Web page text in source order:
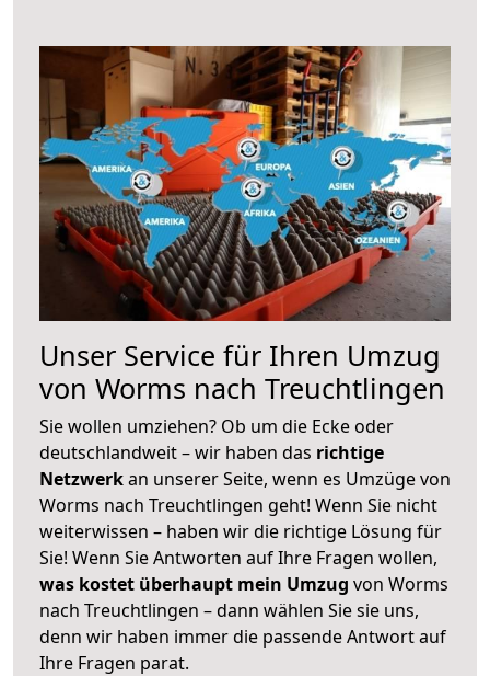
Unser Service für Ihren Umzug
von Worms nach Treuchtlingen
Sie wollen umziehen? Ob um die Ecke oder
deutschlandweit – wir haben das richtige
Netzwerkan unserer Seite, wenn es Umzüge von
Worms nach Treuchtlingen geht! Wenn Sie nicht
weiterwissen – haben wir die richtige Lösung für
Sie! Wenn Sie Antworten auf Ihre Fragen wollen,
was kostet überhaupt mein Umzug von Worms
nach Treuchtlingen – dann wählen Sie sie uns,
denn wir haben immer die passende Antwort auf
Ihre Fragen parat.